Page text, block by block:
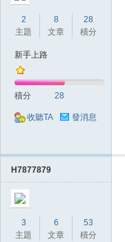
2
主題
8
文章
28
積分
新手上路
積分 28
收聽TA 發消息
H7877879
3
主題
6
文章
53
積分